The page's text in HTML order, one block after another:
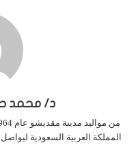
د/ محمد
المملكة العربية السعودية